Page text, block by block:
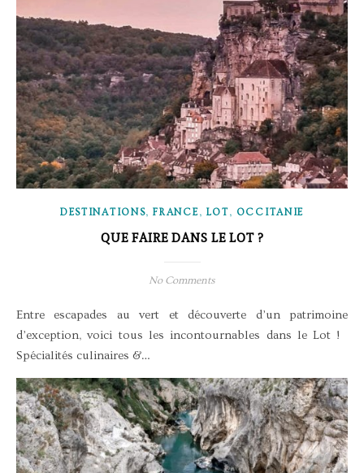
DESTINATIONS,FRANCE, LOT, OCCITANIE
QUE FAIRE DANS LE LOT ?
No Comments
Entre escapades au vert et découverte d’un patrimoine
d’exception, voici tous les incontournables dans le Lot !
Spécialités culinaires &…